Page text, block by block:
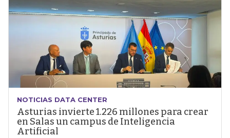
NOTICIAS DATA CENTER
Asturias invierte 1.226 millones para crear
en Salas un campus de Inteligencia
Artificial